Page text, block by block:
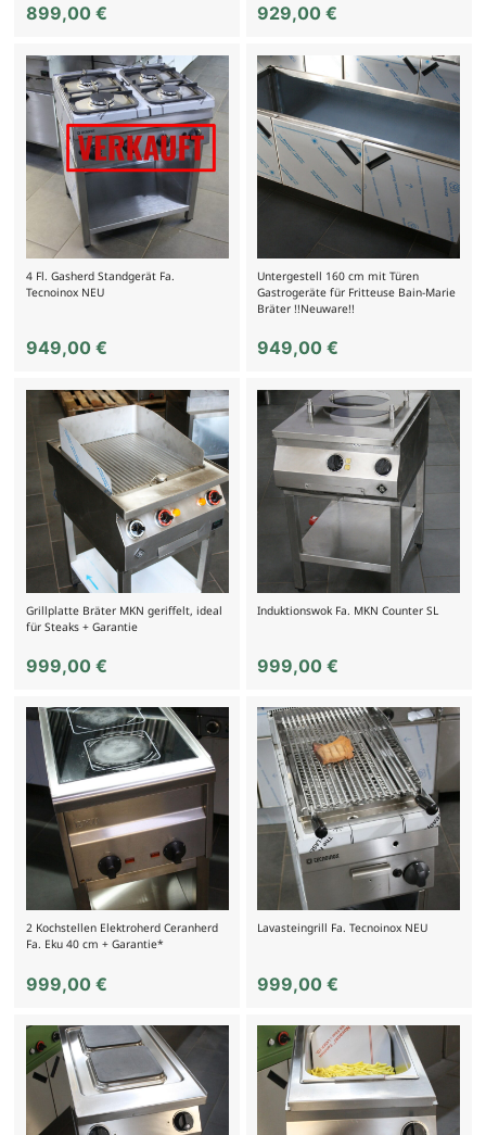
899,00 € 929,00€
4 Fl. Gasherd Standgerät Fa.
Tecnoinox NEU
949,00 €
Untergestell 160 cm mit Türen
Gastrogeräte für Fritteuse Bain-Marie
Bräter !!Neuware!!
949,00€
Grillplatte Bräter MKN geriffelt, ideal
für Steaks + Garantie
999,00 €
Induktionswok Fa. MKN Counter SL
999,00€
2 Kochstellen Elektroherd Ceranherd
Fa. Eku 40 cm + Garantie*
999,00 €
Lavasteingrill Fa. Tecnoinox NEU
999,00€